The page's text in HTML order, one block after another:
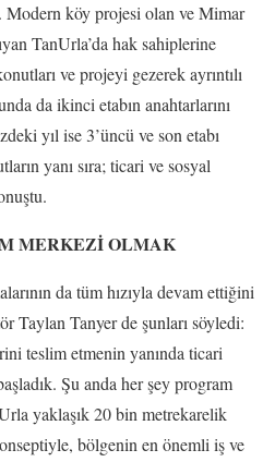
köy projesi olan ve Mimar
TanUrla’da hak sahiplerine
ve projeyi gezerek ayrıntılı
da ikinci etabın anahtarlarını
yıl ise 3’üncü ve son etabı
yanı sıra; ticari ve sosyal
MERKEZİ OLMAK
da tüm hızıyla devam ettiğini
Taylan Tanyer de şunları söyledi:
teslim etmenin yanında ticari
Şu anda her şey program
yaklaşık 20 bin metrekarelik
bölgenin en önemli iş ve